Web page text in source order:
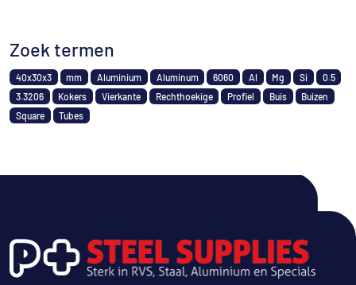
Zoek termen
40x30x3 mm Aluminium Aluminum 6060 Al Mg Si
0.5
3.3206
Kokers Vierkante Rechthoekige Profiel Buis
Buizen
Square
Tubes